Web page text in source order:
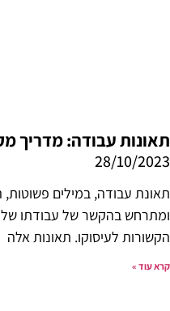
תאונות עבודה: מדריך
28/10/2023
תאונת עבודה, במילים פשוטות,
ומתרחש בהקשר של עבודתו של
הקשורות לעיסוקו. תאונות אלה
קרא עוד »